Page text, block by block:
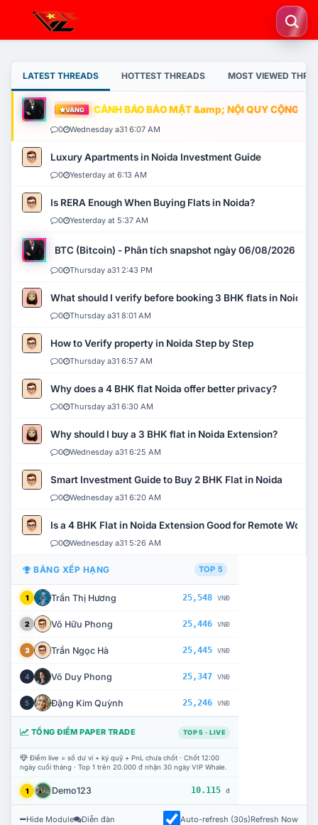
LATEST THREADS HOTTEST THREADS MOST VIEWED
VÀNG CẢNH BÁO BẢO MẬT &amp; NỘI QUY CỘNG
0 Wednesday a31 6:07 AM
Luxury Apartments in Noida Investment Guide
0 Yesterday at 6:13 AM
Is RERA Enough When Buying Flats in Noida?
0 Yesterday at 5:37 AM
BTC (Bitcoin) - Phân tích snapshot ngày 06/08/2026
0 Thursday a31 2:43 PM
What should I verify before booking 3 BHK flats in Noida?
0 Thursday a31 8:01 AM
How to Verify property in Noida Step by Step
0 Thursday a31 6:57 AM
Why does a 4 BHK flat Noida offer better privacy?
0 Thursday a31 6:30 AM
Why should I buy a 3 BHK flat in Noida Extension?
0 Wednesday a31 6:25 AM
Smart Investment Guide to Buy 2 BHK Flat in Noida
0 Wednesday a31 6:20 AM
Is a 4 BHK Flat in Noida Extension Good for Remote Work?
0 Wednesday a31 5:26 AM
BẢNG XẾP HẠNG TOP 5
1 Trần Thị Hương 25,548 VNĐ
2 Võ Hữu Phong 25,446 VNĐ
3 Trần Ngọc Hà 25,445 VNĐ
4 Võ Duy Phong 25,347 VNĐ
5 Đặng Kim Quỳnh 25,246 VNĐ
TỔNG ĐIỂM PAPER TRADE TOP 5 · LIVE
Điểm live = số dư ví + ký quỹ + PnL chưa chốt · Chốt 12:00
ngày cuối tháng · Top 1 trên 20.000 đ nhận 30 ngày VIP Whale.
1 Demo123 10.115 đ
Hide Module Diễn đàn Auto-refresh (30s)Refresh Now